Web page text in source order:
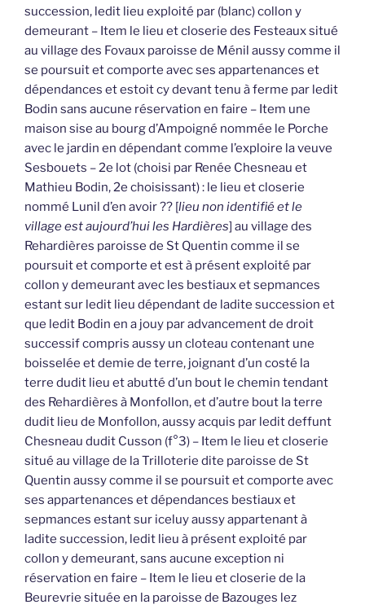
succession, ledit lieu exploité par (blanc) collon y
demeurant – Item le lieu et closerie des Festeaux situé
au village des Fovaux paroisse de Ménil aussy comme il
se poursuit et comporte avec ses appartenances et
dépendances et estoit cy devant tenu à ferme par ledit
Bodin sans aucune réservation en faire – Item une
maison sise au bourg d’Ampoigné nommée le Porche
avec le jardin en dépendant comme l’exploire la veuve
Sesbouets – 2e lot (choisi par Renée Chesneau et
Mathieu Bodin, 2e choisissant) : le lieu et closerie
nommé Lunil d’en avoir ?? [lieu non identifié et le
village est aujourd’hui les Hardières] au village des
Rehardières paroisse de St Quentin comme il se
poursuit et comporte et est à présent exploité par
collon y demeurant avec les bestiaux et sepmances
estant sur ledit lieu dépendant de ladite succession et
que ledit Bodin en a jouy par advancement de droit
successif compris aussy un cloteau contenant une
boisselée et demie de terre, joignant d’un costé la
terre dudit lieu et abutté d’un bout le chemin tendant
des Rehardières à Monfollon, et d’autre bout la terre
dudit lieu de Monfollon, aussy acquis par ledit deffunt
Chesneau dudit Cusson (f°3) – Item le lieu et closerie
situé au village de la Trilloterie dite paroisse de St
Quentin aussy comme il se poursuit et comporte avec
ses appartenances et dépendances bestiaux et
sepmances estant sur iceluy aussy appartenant à
ladite succession, ledit lieu à présent exploité par
collon y demeurant, sans aucune exception ni
réservation en faire – Item le lieu et closerie de la
Beurevrie située en la paroisse de Bazouges lez